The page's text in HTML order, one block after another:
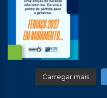
Carregar mais